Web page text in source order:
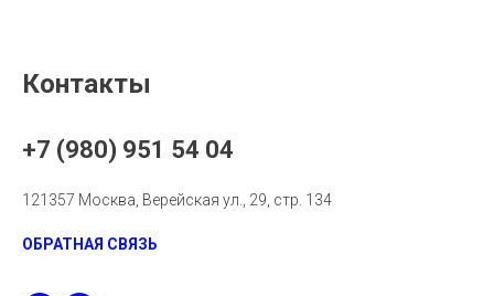
Контакты
+7 (980) 951 54 04
121357 Москва, Верейская ул., 29, стр. 134
ОБРАТНАЯ СВЯЗЬ